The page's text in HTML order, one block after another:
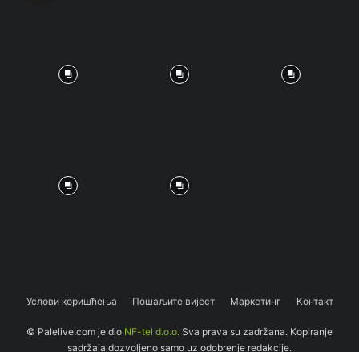
Услови коришћења Пошаљите вијест Маркетинг Контакт
© Palelive.com je dio NF-tel d.o.o. Sva prava su zadržana. Kopiranje
sadržaja dozvoljeno samo uz odobrenje redakcije.